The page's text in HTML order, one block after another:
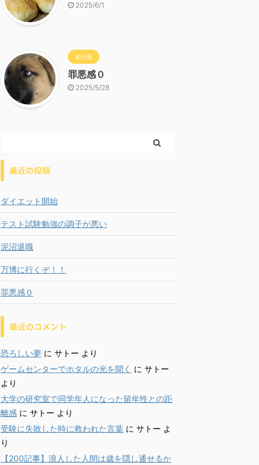
2025/6/1
未分類
罪悪感０
2025/5/28
最近の投稿
ダイエット開始
テスト試験勉強の調子が悪い
泥沼退職
万博に行くぞ！！
罪悪感０
最近のコメント
恐ろしい夢 に サトー より
ゲームセンターでホタルの光を聞く に サトー
より
大学の研究室で同学年人になった留年性との距
離感 に サトー より
受験に失敗した時に救われた言葉 に サトー よ
り
【200記事】浪人した人間は歳を隠し通せるか